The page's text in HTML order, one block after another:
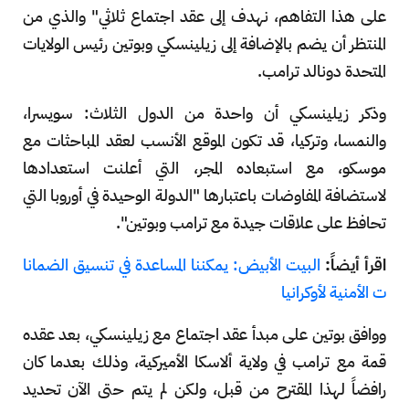
على هذا التفاهم، نهدف إلى عقد اجتماع ثلاثي" والذي من
المنتظر أن يضم بالإضافة إلى زيلينسكي وبوتين رئيس الولايات
المتحدة دونالد ترامب.
وذكر زيلينسكي أن واحدة من الدول الثلاث: سويسرا،
والنمسا، وتركيا، قد تكون الموقع الأنسب لعقد المباحثات مع
موسكو، مع استبعاده المجر، التي أعلنت استعدادها
لاستضافة المفاوضات باعتبارها "الدولة الوحيدة في أوروبا التي
تحافظ على علاقات جيدة مع ترامب وبوتين".
اقرأ أيضاً: البيت الأبيض: يمكننا المساعدة في تنسيق الضمانا
ت الأمنية لأوكرانيا
ووافق بوتين على مبدأ عقد اجتماع مع زيلينسكي، بعد عقده
قمة مع ترامب في ولاية ألاسكا الأميركية، وذلك بعدما كان
رافضاً لهذا المقترح من قبل، ولكن لم يتم حتى الآن تحديد